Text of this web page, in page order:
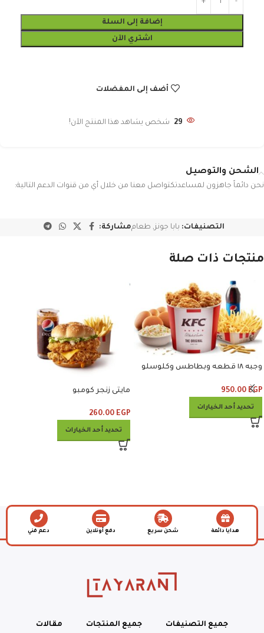
إضافة إلى السلة
اشتري الآن
أضف إلى المفضلات
29 شخص يشاهد هذا المنتج الآن!
الشحن والتوصيل
نحن دائماً جاهزون لمساعدتكتواصل معنا من خلال أي من قنوات الدعم التالية:
التصنيفات: بابا جونز, طعاممشاركة:
منتجات ذات صلة
وجبه ١٨ قطعه وبطاطس وكلوسلو
950.00 EGP
تحديد أحد الخيارات
مايتى زنجر كومبو
260.00 EGP
تحديد أحد الخيارات
هدايا دائمة شحن سريع دفع أونلاين دعم فني
جميع التصنيفات جميع المنتجات مقالات